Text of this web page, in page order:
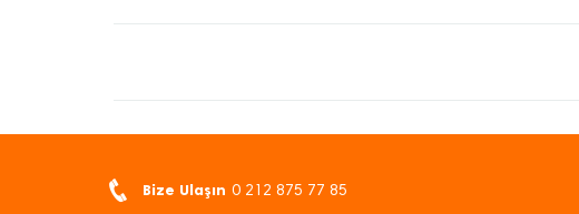
Bize Ulaşın 0 212 875 77 85